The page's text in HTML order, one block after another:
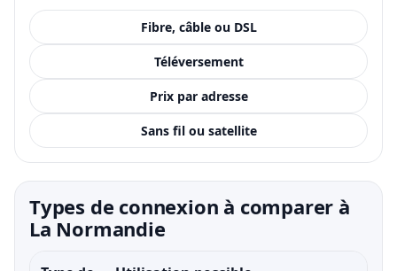
Fibre, câble ou DSL
Téléversement
Prix par adresse
Sans fil ou satellite
Types de connexion à comparer à
La Normandie